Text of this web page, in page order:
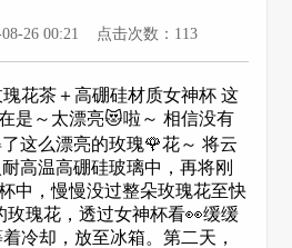
08-26 00:21 点击次数：113
花茶＋高硼硅材质女神杯 这
是～太漂亮😻啦～ 相信没有
这么漂亮的玫瑰🌹花～ 将云
高温高硼硅玻璃中，再将刚
中，慢慢没过整朵玫瑰花至快
玫瑰花，透过女神杯看👀缓缓
冷却，放至冰箱。第二天，